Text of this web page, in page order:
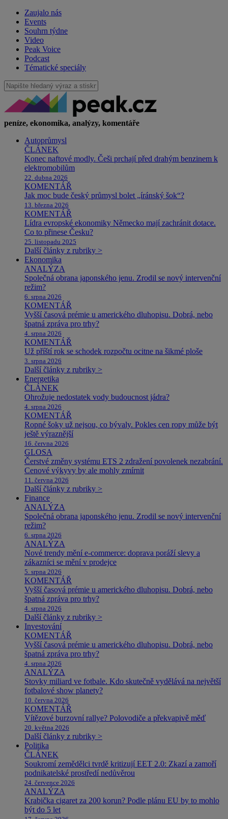
Zaujalo nás
Events
Souhrn týdne
Video
Peak Voice
Podcast
Tématické speciály
peníze, ekonomika, analýzy, komentáře
Autoprůmysl
ČLÁNEK
Konec naftové modly. Češi prchají před drahým benzinem k
elektromobilům
22. dubna 2026
KOMENTÁŘ
Jak moc bude český průmysl bolet „íránský šok“?
13. března 2026
KOMENTÁŘ
Lídra evropské ekonomiky Německo mají zachránit dotace.
Co to přinese Česku?
25. listopadu 2025
Další články z rubriky >
Ekonomika
ANALÝZA
Společná obrana japonského jenu. Zrodil se nový intervenční
režim?
6. srpna 2026
KOMENTÁŘ
Vyšší časová prémie u amerického dluhopisu. Dobrá, nebo
špatná zpráva pro trhy?
4. srpna 2026
KOMENTÁŘ
Už příští rok se schodek rozpočtu ocitne na šikmé ploše
3. srpna 2026
Další články z rubriky >
Energetika
ČLÁNEK
Ohrožuje nedostatek vody budoucnost jádra?
4. srpna 2026
KOMENTÁŘ
Ropné šoky už nejsou, co bývaly. Pokles cen ropy může být
ještě výraznější
16. června 2026
GLOSA
Čerstvé změny systému ETS 2 zdražení povolenek nezabrání.
Cenové výkyvy by ale mohly zmírnit
11. června 2026
Další články z rubriky >
Finance
ANALÝZA
Společná obrana japonského jenu. Zrodil se nový intervenční
režim?
6. srpna 2026
ANALÝZA
Nové trendy mění e-commerce: doprava poráží slevy a
zákazníci se mění v prodejce
5. srpna 2026
KOMENTÁŘ
Vyšší časová prémie u amerického dluhopisu. Dobrá, nebo
špatná zpráva pro trhy?
4. srpna 2026
Další články z rubriky >
Investování
KOMENTÁŘ
Vyšší časová prémie u amerického dluhopisu. Dobrá, nebo
špatná zpráva pro trhy?
4. srpna 2026
ANALÝZA
Stovky miliard ve fotbale. Kdo skutečně vydělává na největší
fotbalové show planety?
10. června 2026
KOMENTÁŘ
Vítězové burzovní rallye? Polovodiče a překvapivě měď
20. května 2026
Další články z rubriky >
Politika
ČLÁNEK
Soukromí zemědělci tvrdě kritizují EET 2.0: Zkazí a zamoří
podnikatelské prostředí nedůvěrou
24. července 2026
ANALÝZA
Krabička cigaret za 200 korun? Podle plánu EU by to mohlo
být do 5 let